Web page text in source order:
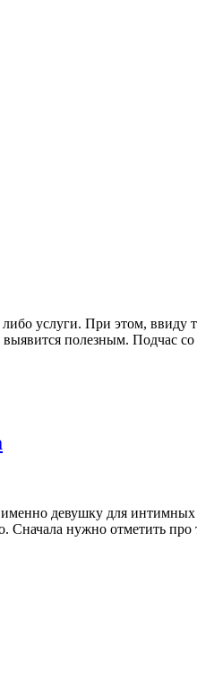
услуги. При этом, ввиду
полезным. Подчас
девушку для
Сначала нужно отметить